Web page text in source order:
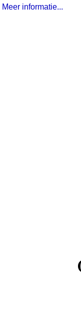
Meer informatie...